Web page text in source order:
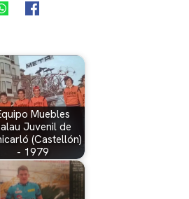
Muebles
Juvenil de
(Castellón)
- 1979